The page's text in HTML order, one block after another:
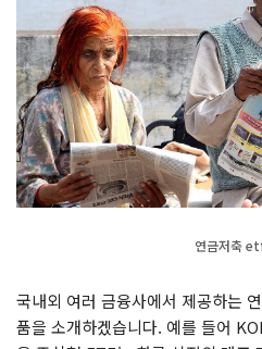
연금저축
국내외 여러 금융사에서 제공하는
품을 소개하겠습니다. 예를 들어